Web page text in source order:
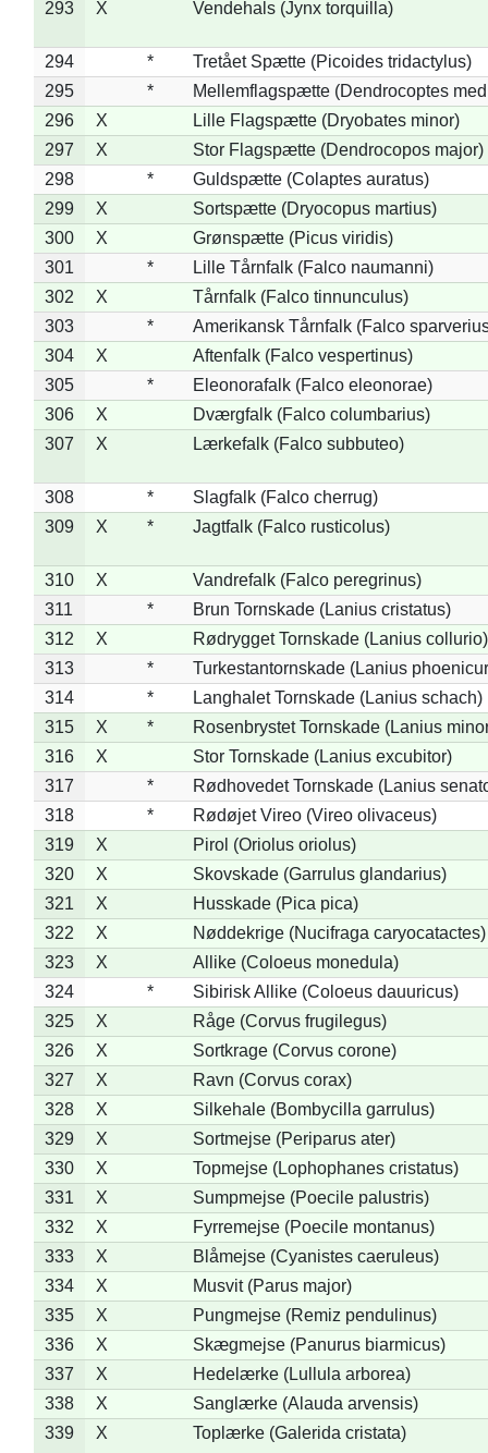
293
X Vendehals (Jynx torquilla)
294 *
Tretået Spætte (Picoides tridactylus)
295
*
Mellemflagspætte (Dendrocoptes
296
X
Lille Flagspætte (Dryobates minor)
297
X
Stor Flagspætte (Dendrocopos major)
298
*
Guldspætte (Colaptes auratus)
299
X
Sortspætte (Dryocopus martius)
300
X
Grønspætte (Picus viridis)
301
*
Lille Tårnfalk (Falco naumanni)
302
X
Tårnfalk (Falco tinnunculus)
303
*
Amerikansk Tårnfalk (Falco
304
X
Aftenfalk (Falco vespertinus)
305
*
Eleonorafalk (Falco eleonorae)
306
X
Dværgfalk (Falco columbarius)
307
X Lærkefalk (Falco subbuteo)
308 *
Slagfalk (Falco cherrug)
309
X * Jagtfalk (Falco rusticolus)
310 X
Vandrefalk (Falco peregrinus)
311
*
Brun Tornskade (Lanius cristatus)
312
X
Rødrygget Tornskade (Lanius collurio)
313
*
Turkestantornskade (Lanius
314
*
Langhalet Tornskade (Lanius schach)
315
X *
Rosenbrystet Tornskade (Lanius
316
X
Stor Tornskade (Lanius excubitor)
317
*
Rødhovedet Tornskade (Lanius
318
*
Rødøjet Vireo (Vireo olivaceus)
319
X
Pirol (Oriolus oriolus)
320
X
Skovskade (Garrulus glandarius)
321
X
Husskade (Pica pica)
322
X
Nøddekrige (Nucifraga caryocatactes)
323
X
Allike (Coloeus monedula)
324
*
Sibirisk Allike (Coloeus dauuricus)
325
X
Råge (Corvus frugilegus)
326
X
Sortkrage (Corvus corone)
327
X
Ravn (Corvus corax)
328
X
Silkehale (Bombycilla garrulus)
329
X
Sortmejse (Periparus ater)
330
X
Topmejse (Lophophanes cristatus)
331
X
Sumpmejse (Poecile palustris)
332
X
Fyrremejse (Poecile montanus)
333
X
Blåmejse (Cyanistes caeruleus)
334
X
Musvit (Parus major)
335
X
Pungmejse (Remiz pendulinus)
336
X
Skægmejse (Panurus biarmicus)
337
X
Hedelærke (Lullula arborea)
338
X
Sanglærke (Alauda arvensis)
339
X Toplærke (Galerida cristata)